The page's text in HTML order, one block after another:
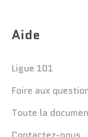
Aide
Ligue 101
Foire aux
Toute la